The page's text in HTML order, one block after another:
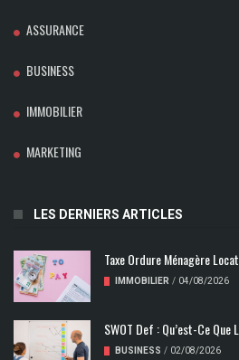
ASSURANCE
BUSINESS
IMMOBILIER
MARKETING
LES DERNIERS ARTICLES
Taxe Ordure Ménagère
IMMOBILIER / 04/08/2026
SWOT Def : Qu’est-Ce Que
BUSINESS / 02/08/2026